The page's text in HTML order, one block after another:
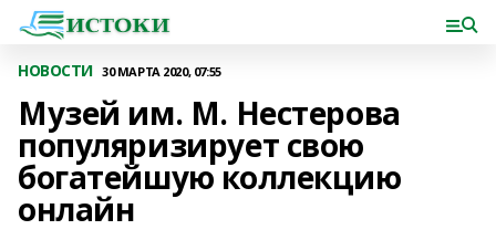
НОВОСТИ 30 МАРТА 2020, 07:55
Музей им. М. Нестерова
популяризирует свою
богатейшую коллекцию
онлайн